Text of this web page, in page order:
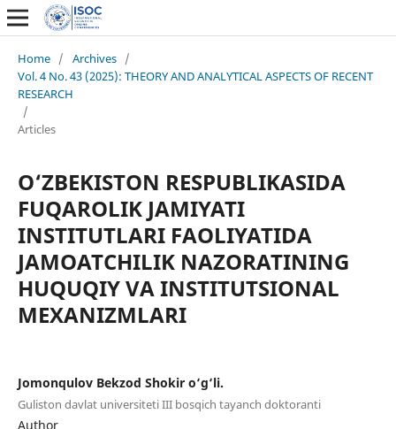
Home / Archives /
Vol. 4 No. 43 (2025): THEORY AND ANALYTICAL ASPECTS OF RECENT
RESEARCH
/
Articles
O‘ZBEKISTON RESPUBLIKASIDA
FUQAROLIK JAMIYATI
INSTITUTLARI FAOLIYATIDA
JAMOATCHILIK NAZORATINING
HUQUQIY VA INSTITUTSIONAL
MEXANIZMLARI
Jomonqulov Bekzod Shokir o‘g‘li.
Guliston davlat universiteti III bosqich tayanch doktoranti
Author